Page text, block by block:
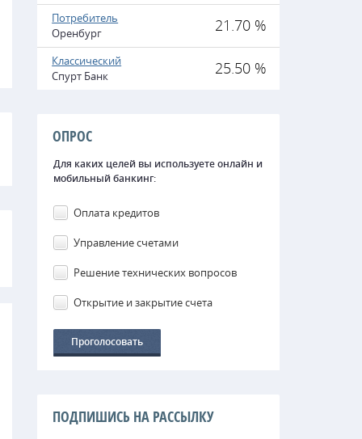
Потребитель
Оренбург
21.70 %
Классический
Спурт Банк
25.50 %
ОПРОС
Для каких целей вы используете онлайн и
мобильный банкинг:
Оплата кредитов
Управление счетами
Решение технических вопросов
Открытие и закрытие счета
ПОДПИШИСЬ НА РАССЫЛКУ